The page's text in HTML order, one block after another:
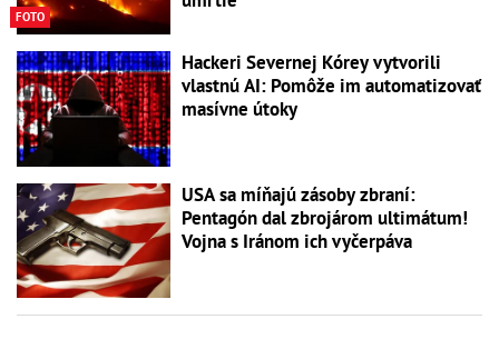
FOTO
Hackeri Severnej Kórey vytvorili
vlastnú AI: Pomôže im automatizovať
masívne útoky
USA sa míňajú zásoby zbraní:
Pentagón dal zbrojárom ultimátum!
Vojna s Iránom ich vyčerpáva